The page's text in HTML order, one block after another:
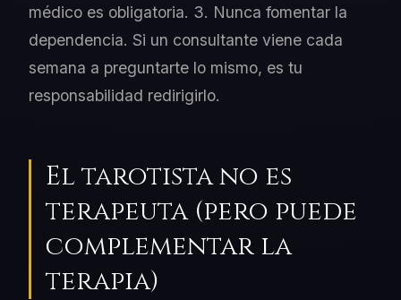
médico es obligatoria. 3. Nunca fomentar la
dependencia. Si un consultante viene cada
semana a preguntarte lo mismo, es tu
responsabilidad redirigirlo.
El tarotista no es
terapeuta (pero puede
complementar la
terapia)